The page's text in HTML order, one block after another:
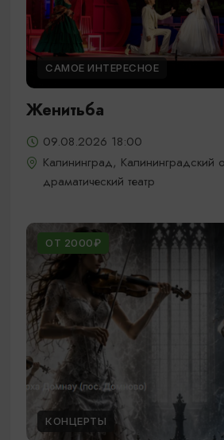
САМОЕ ИНТЕРЕСНОЕ
Женитьба
09.08.2026 18:00
Калининград, Калининградский
драматический театр
ОТ 2000₽
КОНЦЕРТЫ